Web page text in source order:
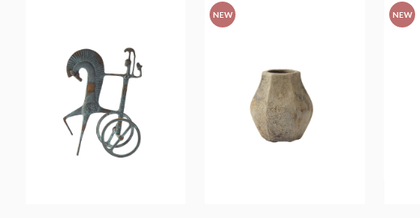
NEW NEW